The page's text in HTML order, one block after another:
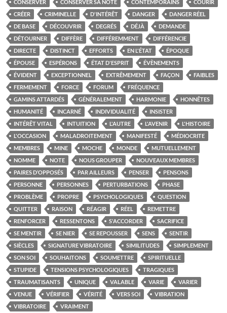
CONSERVER CONSERVER SA NOTE CONTEMPORAINS
COURIR
CRÉER
CRIMINELLE D'INTÉRÊT DANGER
DANGER RÉEL
DE BASE
DÉCOUVRIR DEGRÉS DÉJÀ
DEMANDE
DÉTOURNER
DIFFÈRE DIFFÉREMMENT
DIFFÉRENCIE
DIRECTE
DISTINCT EFFORTS EN L'ÉTAT
ÉPOQUE
ÉPOUSE
ESPÉRONS ÉTAT D'ESPRIT
ÉVÈNEMENTS
ÉVIDENT
EXCEPTIONNEL EXTRÊMEMENT FAÇON
FAIBLES
FERMEMENT
FORCE FORUM
FRÉQUENCE
GAMINS ATTARDÉS
GÉNÉRALEMENT HARMONIE
HONNÊTES
HUMANITÉ
INCARNÉ INDIVIDUALITÉ
INSISTER
INTÉRÊT VITAL
INTUITION L'AUTRE L'AVENIR
L'HISTOIRE
L'OCCASION
MALADROITEMENT MANIFESTÉ
MÉDIOCRITE
MEMBRES
MINE MOCHE MONDE
MUTUELLEMENT
NOMME
NOTE NOUS GROUPER
NOUVEAUX MEMBRES
PAIRES D’OPPOSÉS
PAR AILLEURS PENSER
PENSONS
PERSONNE
PERSONNES PERTURBATIONS
PHASE
PROBLÈME
PROPRE PSYCHOLOGIQUES
QUESTION
QUITTER
RAISON RÉAGIR RÉEL
REMETTRE
RENFORCER
RESSENTONS S'ACCORDER
SACRIFICE
SE MENTIR
SE NIER SE REPOUSSER SENS
SENTIR
SIÈCLES
SIGNATURE VIBRATOIRE SIMILITUDES
SIMPLEMENT
SON SOI
SOUHAITONS SOUMETTRE
SPIRITUELLE
STUPIDE
TENSIONS PSYCHOLOGIQUES
TRAGIQUES
TRAUMATISANTS
UNIQUE VALABLE VARIE
VARIER
VENUE
VÉRIFIER VÉRITÉ VERS SOI
VIBRATION
VIBRATOIRE
VRAIMENT